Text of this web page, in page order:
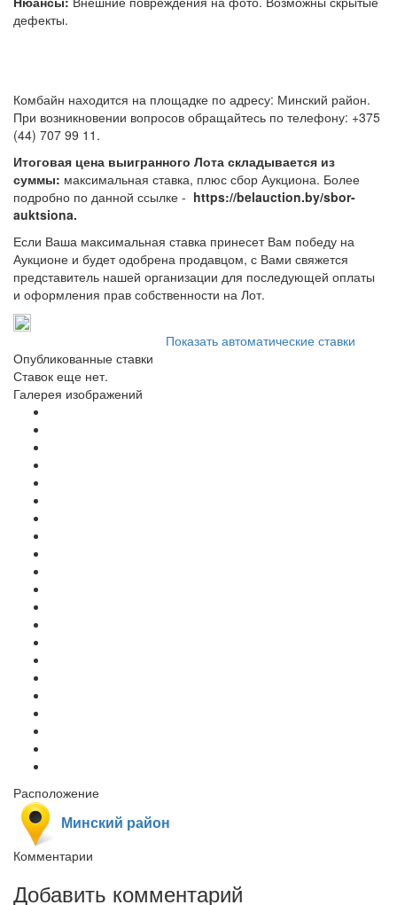
дефекты.
Комбайн находится на площадке по адресу: Минский район.
При возникновении вопросов обращайтесь по телефону: +375
(44) 707 99 11.
Итоговая цена выигранного Лота складывается из
суммы: максимальная ставка, плюс сбор Аукциона. Более
подробно по данной ссылке - https://belauction.by/sbor-
auktsiona.
Если Ваша максимальная ставка принесет Вам победу на
Аукционе и будет одобрена продавцом, с Вами свяжется
представитель нашей организации для последующей оплаты
и оформления прав собственности на Лот.
Показать автоматические ставки
Опубликованные ставки
Ставок еще нет.
Галерея изображений
Расположение
Минский район
Комментарии
Добавить комментарий